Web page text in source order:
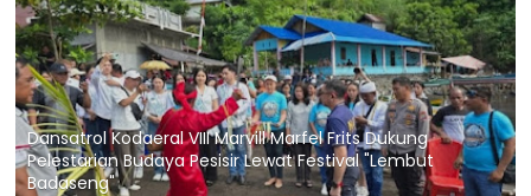
Dansatrol Kodaeral VIII Marvill Marfel Frits Dukung
Pelestarian Budaya Pesisir Lewat Festival "Lembut
Badaseng"